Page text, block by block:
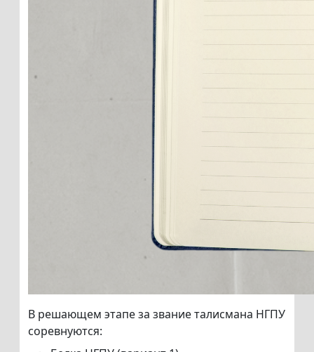
В решающем этапе за звание талисмана НГПУ
соревнуются: